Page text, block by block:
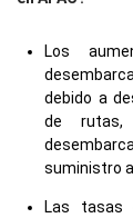
Los
debido a
de rutas,
suministro
Las tasas